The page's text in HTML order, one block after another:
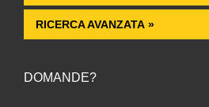
RICERCA AVANZATA »
DOMANDE?